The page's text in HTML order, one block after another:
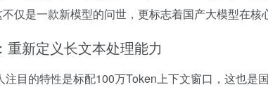
仅是一款新模型的问世，更标志着国产大模型在核
重新定义长文本处理能力
注目的特性是标配100万Token上下文窗口，这也是